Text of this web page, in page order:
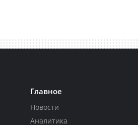
Главное
Новости
Аналитика